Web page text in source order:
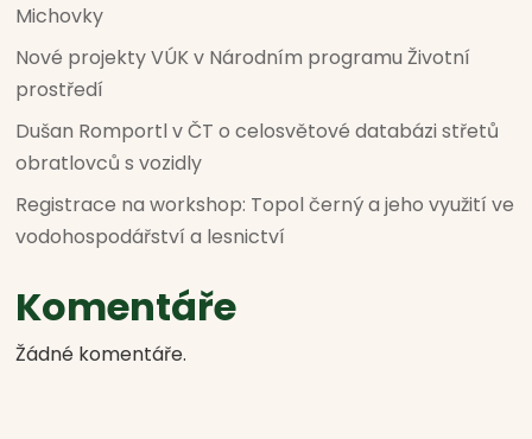
Michovky
Nové projekty VÚK v Národním programu Životní
prostředí
Dušan Romportl v ČT o celosvětové databázi střetů
obratlovců s vozidly
Registrace na workshop: Topol černý a jeho využití ve
vodohospodářství a lesnictví
Komentáře
Žádné komentáře.